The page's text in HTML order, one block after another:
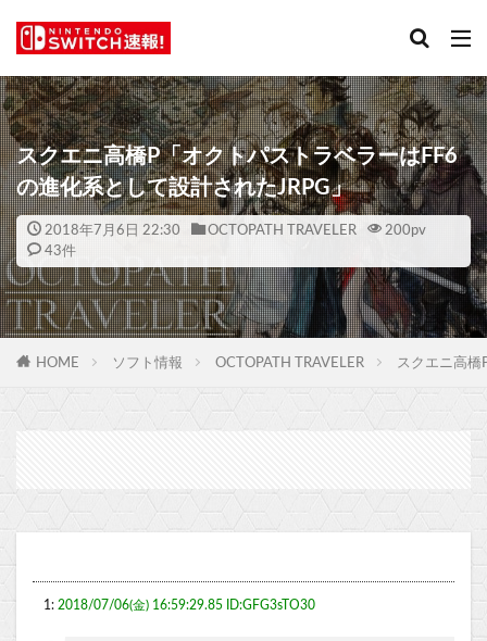
スクエニ高橋P「オクトパストラベラーはFF6
の進化系として設計されたJRPG」
2018年7月6日 22:30 OCTOPATH TRAVELER 200pv
43件
HOME ソフト情報 OCTOPATH TRAVELER スクエニ高橋
1: 2018/07/06(金) 16:59:29.85 ID:GFG3sTO30